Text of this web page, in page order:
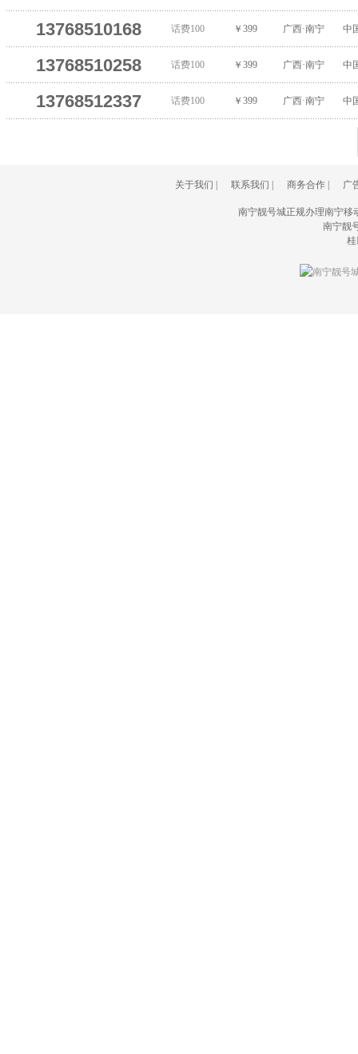
13768510168 话费100 ￥399 广西·南宁 中
13768510258 话费100 ￥399 广西·南宁 中
13768512337 话费100 ￥399 广西·南宁 中
关于我们 联系我们 商务合作| 广
南宁靓号城正规办理南宁移
南宁靓
桂